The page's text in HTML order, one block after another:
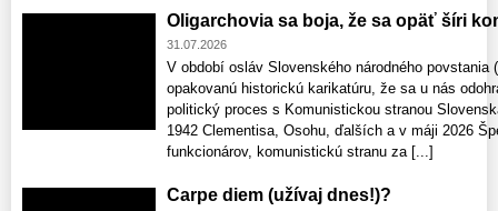
Oligarchovia sa boja, že sa opäť šíri
31.07.2026
V období osláv Slovenského národného povstania
opakovanú historickú karikatúru, že sa u nás
politický proces s Komunistickou stranou
1942 Clementisa, Osohu, ďalších a v máji 2026
funkcionárov, komunistickú stranu za [...]
Carpe diem (užívaj dnes!)?